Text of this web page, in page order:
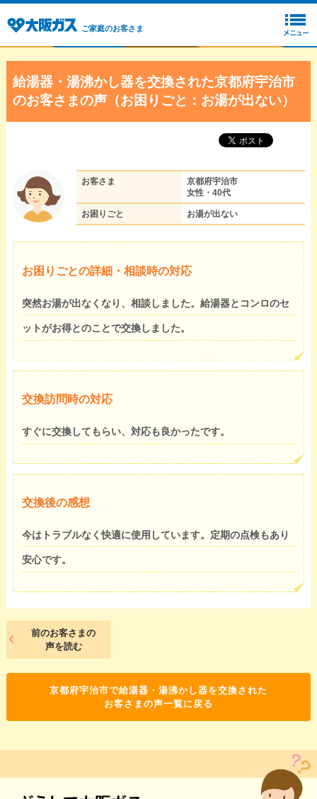
ご家庭のお客さま
給湯器・湯沸かし器を交換された京都府宇治市
のお客さまの声（お困りごと：お湯が出ない）
お客さま
京都府宇治市
女性・40代
お困りごと お湯が出ない
お困りごとの詳細・相談時の対応
突然お湯が出なくなり、相談しました。給湯器とコンロのセ
ットがお得とのことで交換しました。
交換訪問時の対応
すぐに交換してもらい、対応も良かったです。
交換後の感想
今はトラブルなく快適に使用しています。定期の点検もあり
安心です。
前のお客さまの
声を読む
京都府宇治市で給湯器・湯沸かし器を交換された
お客さまの声一覧に戻る